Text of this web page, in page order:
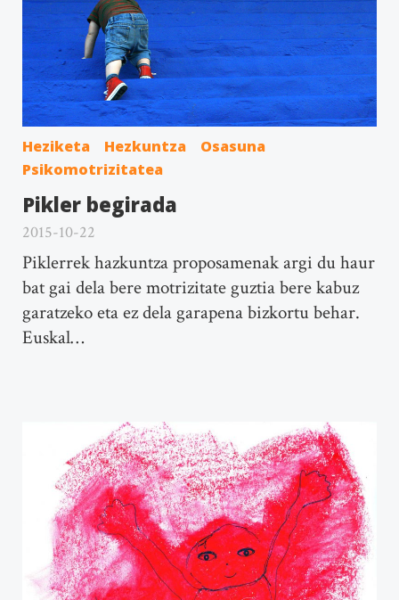
Heziketa Hezkuntza
Osasuna
Psikomotrizitatea
Pikler begirada
2015-10-22
Piklerrek hazkuntza proposamenak argi du haur
bat gai dela bere motrizitate guztia bere kabuz
garatzeko eta ez dela garapena bizkortu behar.
Euskal…